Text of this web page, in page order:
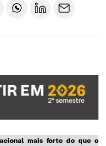
mais forte do que o